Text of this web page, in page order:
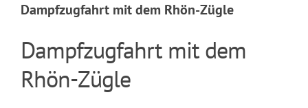
Dampfzugfahrt mit dem Rhön-Zügle
Dampfzugfahrt mit dem
Rhön-Zügle